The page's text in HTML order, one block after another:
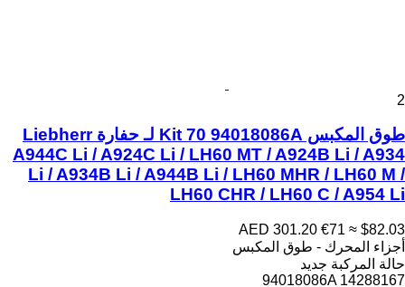
2
طوق المكبس Kit 70 94018086A لـ حفارة Liebherr
A944C Li / A924C Li / LH60 MT / A924B Li / A934
Li / A934B Li / A944B Li / LH60 MHR / LH60 M /
LH60 CHR / LH60 C / A954 Li
AED 301.20 €71 ≈ $82.03
أجزاء المحرك - طوق المكبس
حالة المركبة جديد
94018086A 14288167